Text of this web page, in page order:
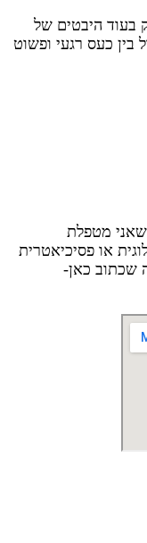
בעוד היבטים של
בין כעס רגעי ופשוט
מטפלת
או פסיכיאטרית
שכתוב כאן-